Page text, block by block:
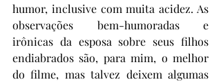
humor, inclusive com muita acidez. As
observações bem-humoradas e
irônicas da esposa sobre seus filhos
endiabrados são, para mim, o melhor
do filme, mas talvez deixem algumas